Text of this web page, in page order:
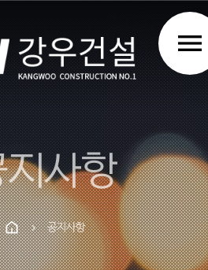
menu
사항
chevron_right 공지사항